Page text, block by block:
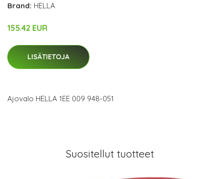
Brand: HELLA
155.42 EUR
LISÄTIETOJA
Ajovalo HELLA 1EE 009 948-051
Suositellut tuotteet